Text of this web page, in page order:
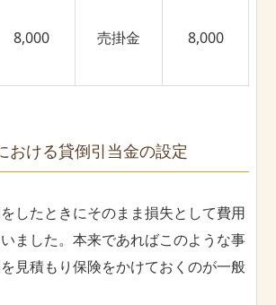
8,000 売掛金 8,000
おける貸倒引当金の設定
したときにそのまま損失として費用
ました。本来であればこのような事
見積もり保険をかけておくのが一般